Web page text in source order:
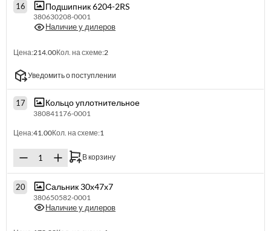
16 Подшипник 6204-2RS
380630208-0001
Наличие у дилеров
Цена:214.00Кол. на схеме:2
Уведомить о поступлении
17 Кольцо уплотнительное
380841176-0001
Цена:41.00Кол. на схеме:1
В корзину
20 Сальник 30х47х7
380650582-0001
Наличие у дилеров